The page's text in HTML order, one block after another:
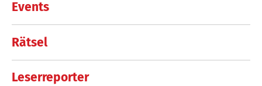
Events
Rätsel
Leserreporter